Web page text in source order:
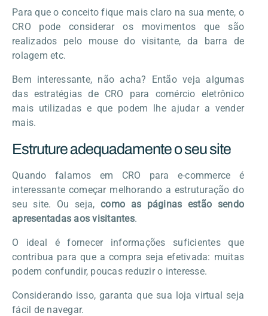
Para que o conceito fique mais claro na sua mente, o
CRO pode considerar os movimentos que são
realizados pelo mouse do visitante, da barra de
rolagem etc.
Bem interessante, não acha? Então veja algumas
das estratégias de CRO para comércio eletrônico
mais utilizadas e que podem lhe ajudar a vender
mais.
Estruture adequadamente o seu site
Quando falamos em CRO para e-commerce é
interessante começar melhorando a estruturação do
seu site. Ou seja, como as páginas estão sendo
apresentadas aos visitantes.
O ideal é fornecer informações suficientes que
contribua para que a compra seja efetivada: muitas
podem confundir, poucas reduzir o interesse.
Considerando isso, garanta que sua loja virtual seja
fácil de navegar.